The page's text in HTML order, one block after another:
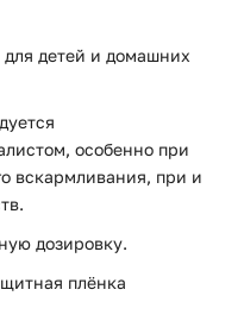
для детей и домашних
особенно при
вскармливания, при и
дозировку.
плёнка